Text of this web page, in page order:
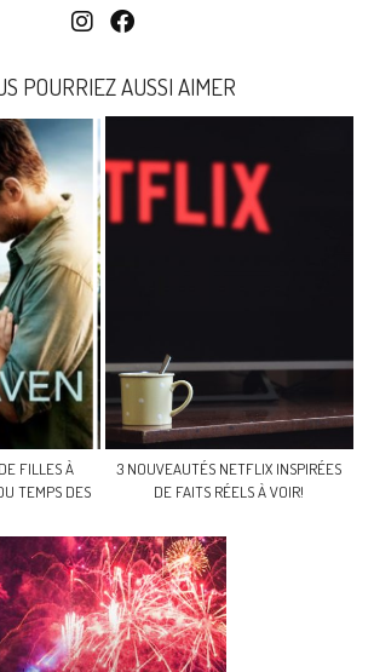
POURRIEZ AUSSI AIMER
FILLES À
TEMPS DES
3 NOUVEAUTÉS NETFLIX INSPIRÉES
DE FAITS RÉELS À VOIR!